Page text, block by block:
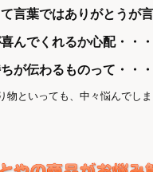
言葉ではありがとうが
んでくれるか心配・・・
が伝わるものって・・・
物といっても、中々悩んでし